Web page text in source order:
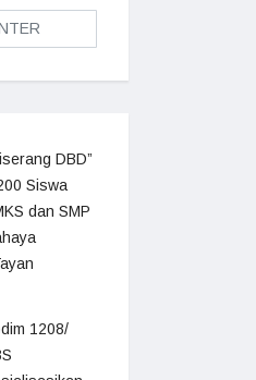
DBD”
Siswa
dan SMP
1208/